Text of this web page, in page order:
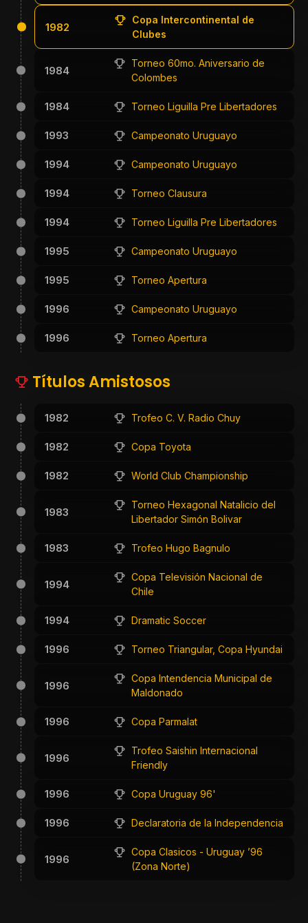
1982
Copa Intercontinental de
Clubes
1984
Torneo 60mo. Aniversario de
Colombes
1984 Torneo Liguilla Pre Libertadores
1993 Campeonato Uruguayo
1994 Campeonato Uruguayo
1994 Torneo Clausura
1994 Torneo Liguilla Pre Libertadores
1995 Campeonato Uruguayo
1995 Torneo Apertura
1996 Campeonato Uruguayo
1996 Torneo Apertura
Títulos Amistosos
1982 Trofeo C. V. Radio Chuy
1982 Copa Toyota
1982 World Club Championship
1983
Torneo Hexagonal Natalicio del
Libertador Simón Bolivar
1983 Trofeo Hugo Bagnulo
1994
Copa Televisión Nacional de
Chile
1994 Dramatic Soccer
1996 Torneo Triangular, Copa Hyundai
1996
Copa Intendencia Municipal de
Maldonado
1996 Copa Parmalat
1996
Trofeo Saishin Internacional
Friendly
1996 Copa Uruguay 96'
1996 Declaratoria de la Independencia
1996
Copa Clasicos - Uruguay ’96
(Zona Norte)